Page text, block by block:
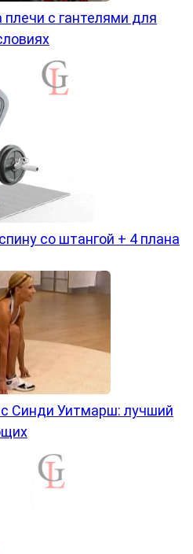
с гантелями для
со штангой + 4 плана
с Синди Уитмарш: лучший